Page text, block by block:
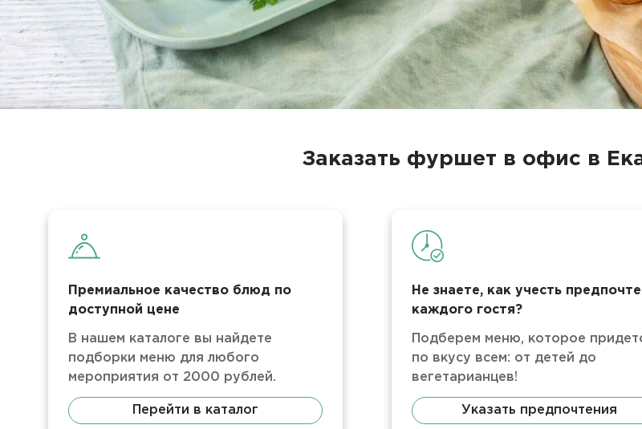
Заказать фуршет в офис в
Премиальное качество блюд по
доступной цене
В нашем каталоге вы найдете
подборки меню для любого
мероприятия от 2000 рублей.
Перейти в каталог
Не знаете, как учесть
каждого гостя?
Подберем меню, которое
по вкусу всем: от детей до
вегетарианцев!
Указать предпочтения